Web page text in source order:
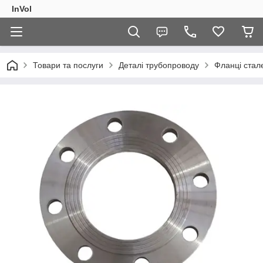
InVol
Товари та послуги Деталі трубопроводу Фланці